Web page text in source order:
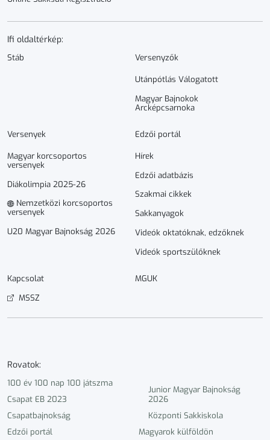
Ifi oldaltérkép:
Stáb Versenyzők
Utánpótlás Válogatott
Magyar Bajnokok
Arcképcsarnoka
Versenyek
Magyar korcsoportos
versenyek
Diákolimpia 2025-26
Nemzetközi korcsoportos
versenyek
U20 Magyar Bajnokság 2026
Edzői portál
Hírek
Edzői adatbázis
Szakmai cikkek
Sakkanyagok
Videók oktatóknak, edzőknek
Videók sportszülőknek
Kapcsolat
MGUK
MSSZ
Rovatok:
100 év 100 nap 100 játszma
Csapat EB 2023
Csapatbajnokság
Edzői portál
Junior Magyar Bajnokság
2026
Központi Sakkiskola
Magyarok külföldön